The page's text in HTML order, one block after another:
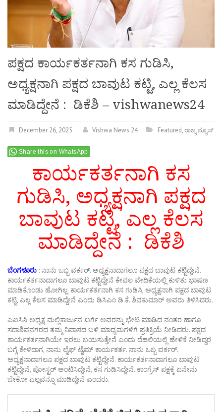
ಪಕ್ಷದ ಕಾರ್ಯಕರ್ತನಾಗಿ ಕಸ ಗುಡಿಸಿ,
ಅಧ್ಯಕ್ಷನಾಗಿ ಪಕ್ಷದ ಬಾವುಟ ಕಟ್ಟಿ, ಎಲ್ಲ ಕೆಲಸ
ಮಾಡಿದ್ದೇನೆ : ಡಿಕೆಶಿ – vishwanews24
December 26, 2025 Vishwa News 24 Featured,ರಾಜ್ಯ ನ್ಯೂಸ್
Share this on WhatsApp
ಕಾರ್ಯಕರ್ತನಾಗಿ ಕಸ
ಗುಡಿಸಿ, ಅಧ್ಯಕ್ಷನಾಗಿ ಪಕ್ಷದ
ಬಾವುಟ ಕಟ್ಟಿ, ಎಲ್ಲ ಕೆಲಸ
ಮಾಡಿದ್ದೇನೆ : ಡಿಕೆಶಿ
ಬೆಂಗಳೂರು : ನಾನು ಒಬ್ಬ ವರ್ಕರ್. ಅಧ್ಯಕ್ಷನಾದಾಗಲೂ ಪಕ್ಷದ ಬಾವುಟ ಕಟ್ಟಿದ್ದೇನೆ.
ಕಾರ್ಯಕರ್ತನಾದಾಗಲೂ ಬಾವುಟ ಕಟ್ಟಿದ್ದೇನೆ ಕೇವಲ ವೇದಿಕೆಯಲ್ಲಿ ಕುಳಿತು ಭಾಷಣ
ಮಾಡಿಕೊಂಡು ಹೋಗಿಲ್ಲ. ಕಾರ್ಯಕರ್ತನಾಗಿ ಕಸ ಗುಡಿಸಿ, ಅಧ್ಯಕ್ಷನಾಗಿ ಪಕ್ಷದ ಬಾವುಟ
ಕಟ್ಟಿ, ಎಲ್ಲ ಕೆಲಸ ಮಾಡಿದ್ದೇನೆ ಎಂದು ಡಿಸಿಎಂ ಡಿ.ಕೆ. ಶಿವಕುಮಾರ್ ಅವರು ತಿಳಿಸಿದರು.
ಎಐಸಿಸಿ ಅಧ್ಯಕ್ಷ ಮಲ್ಲಿಕಾರ್ಜುನ ಖರ್ಗೆ ಅವರನ್ನು ಭೇಟಿ ಮಾಡಿದ ನಂತರ ಹಾಗೂ
ಸದಾಶಿವನಗರದ ತಮ್ಮ ನಿವಾಸದ ಬಳಿ ಮಾಧ್ಯಮಗಳಿಗೆ ಪ್ರತಿಕ್ರಿಯೆ ನೀಡಿದರು. ಪಕ್ಷದ
ಕಾರ್ಯಕರ್ತನಾಗಿಯೇ ಇರಲು ಬಯಸುತ್ತೇನೆ ಎಂದು ದೆಹಲಿಯಲ್ಲಿ ಹೇಳಿಕೆ ನೀಡಿದ್ದರ
ಬಗ್ಗೆ ಕೇಳಿದಾಗ, ನಾನು ಲೈಫ್ ಟೈಮ್ ಕಾರ್ಯಕರ್ತ. ನಾನು ಒಬ್ಬ ವರ್ಕರ್.
ಅಧ್ಯಕ್ಷನಾದಾಗಲೂ ಪಕ್ಷದ ಬಾವುಟ ಕಟ್ಟಿದ್ದೇನೆ. ಕಾರ್ಯಕರ್ತನಾದಾಗಲೂ ಬಾವುಟ
ಕಟ್ಟಿದ್ದೇನೆ, ಪೋಸ್ಟರ್ ಅಂಟಿಸಿದ್ದೇನೆ, ಕಸ ಗುಡಿಸಿದ್ದೇನೆ. ಕಾಂಗ್ರೆಸ್ ಪಕ್ಷಕ್ಕೆ ಏನೇನು
ಬೇಕೋ ಎಲ್ಲವನ್ನೂ ಮಾಡಿದ್ದೇನೆ ಎಂದರು.